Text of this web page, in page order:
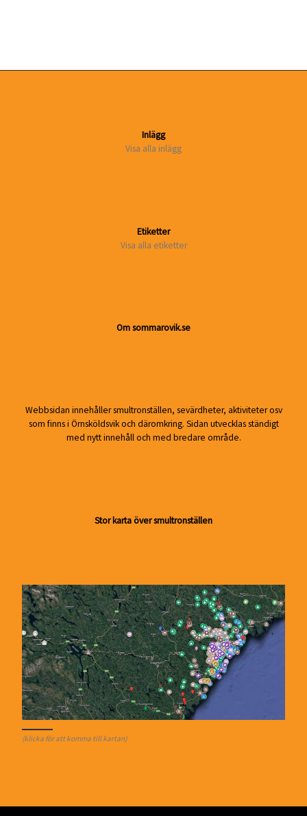
Inlägg
Visa alla inlägg
Etiketter
Visa alla etiketter
Om sommarovik.se
Webbsidan innehåller smultronställen, sevärdheter, aktiviteter osv
som finns i Örnsköldsvik och däromkring. Sidan utvecklas ständigt
med nytt innehåll och med bredare område.
Stor karta över smultronställen
(klicka för att komma till kartan)